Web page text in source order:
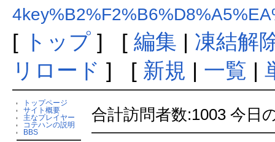
[ トップ] [ 編集 | 凍結解
リロード ] [ 新規 | 一覧 |
トップページ
サイト概要
主なプレイヤー
コテハンの説明
BBS
合計訪問者数:1003 今日